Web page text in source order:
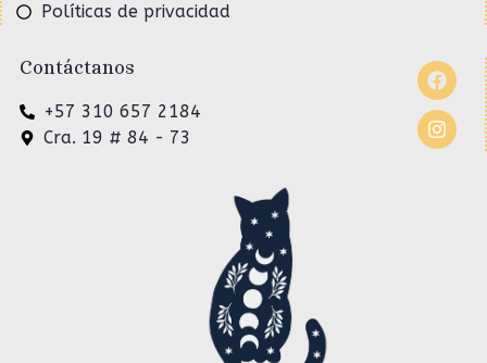
Políticas de privacidad
Contáctanos
+57 310 657 2184
Cra. 19 # 84 - 73